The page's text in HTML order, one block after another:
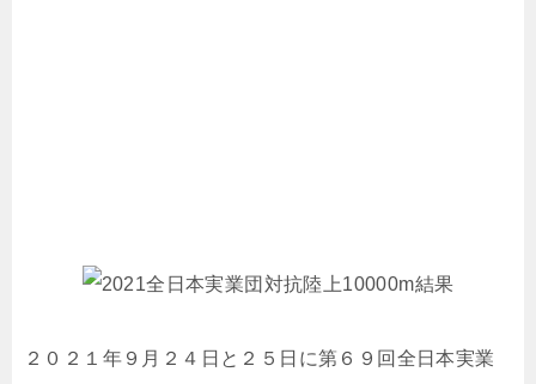
２０２１年９月２４日と２５日に第６９回全日本実業